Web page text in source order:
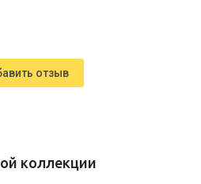
отзыв
коллекции